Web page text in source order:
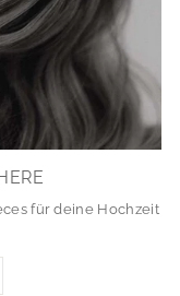
für deine Hochzeit